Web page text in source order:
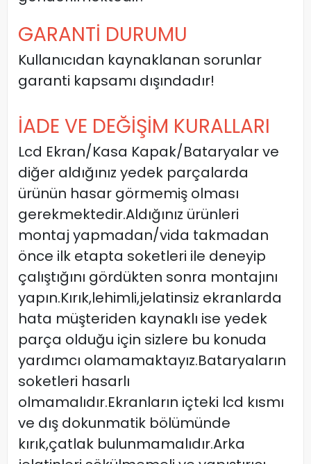
GARANTİ DURUMU
Kullanıcıdan kaynaklanan sorunlar
garanti kapsamı dışındadır!
İADE VE DEĞİŞİM KURALLARI
Lcd Ekran/Kasa Kapak/Bataryalar ve
diğer aldığınız yedek parçalarda
ürünün hasar görmemiş olması
gerekmektedir.Aldığınız ürünleri
montaj yapmadan/vida takmadan
önce ilk etapta soketleri ile deneyip
çalıştığını gördükten sonra montajını
yapın.Kırık,lehimli,jelatinsiz ekranlarda
hata müşteriden kaynaklı ise yedek
parça olduğu için sizlere bu konuda
yardımcı olamamaktayız.Bataryaların
soketleri hasarlı
olmamalıdır.Ekranların içteki lcd kısmı
ve dış dokunmatik bölümünde
kırık,çatlak bulunmamalıdır.Arka